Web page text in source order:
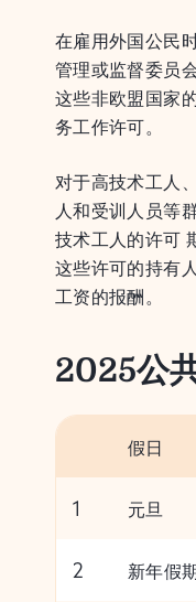
在雇用外国公民
管理或监督委员
这些非欧盟国家
务工作许可。
对于高技术工人
人和受训人员等
技术工人的许可
这些许可的持有
工资的报酬。
2025公
假日
1 元旦
2 新年假